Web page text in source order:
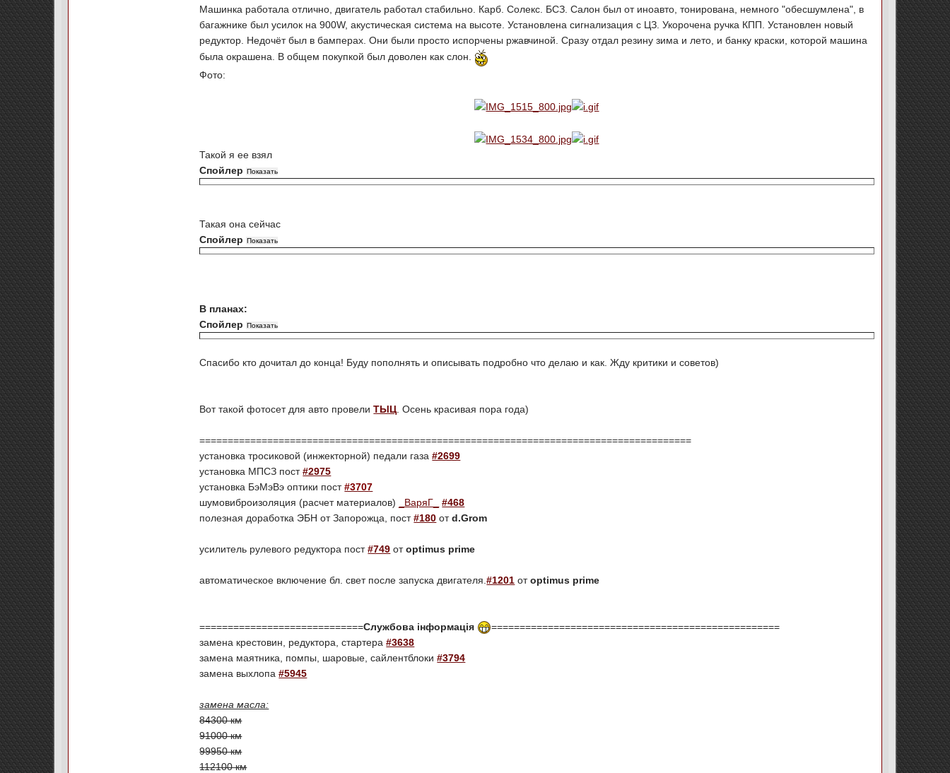
Машинка работала отлично, двигатель работал стабильно. Карб. Солекс. БСЗ. Салон был от иноавто, тонирована, немного "обесшумлена", в
багажнике был усилок на 900W, акустическая система на высоте. Установлена сигнализация с ЦЗ. Укорочена ручка КПП. Установлен новый
редуктор. Недочёт был в бамперах. Они были просто испорчены ржавчиной. Сразу отдал резину зима и лето, и банку краски, которой машина
была окрашена. В общем покупкой был доволен как слон.
Фото:
Такой я ее взял
Спойлер
Такая она сейчас
Спойлер
В планах:
Спойлер
Спасибо кто дочитал до конца! Буду пополнять и описывать подробно что делаю и как. Жду критики и советов)
Вот такой фотосет для авто провелиТЫЦ . Осень красивая пора года)
=======================================================================================
установка тросиковой (инжекторной) педали газа#2699
установка МПСЗ пост#2975
установка БэМэВэ оптики пост#3707
шумовиброизоляция (расчет материалов)
_ВаряГ_
#468
полезная доработка ЭБН от Запорожца, пост#180 отd.Grom
усилитель рулевого редуктора пост#749 отoptimus prime
автоматическое включение бл. свет после запуска двигателя.#1201 отoptimus prime
=============================Службова інформація
===================================================
замена крестовин, редуктора, стартера#3638
замена маятника, помпы, шаровые, сайлентблоки#3794
замена выхлопа#5945
замена масла:
84300 км
91000 км
99950 км
112100 км